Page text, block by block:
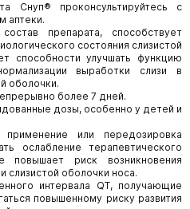
Снуп® проконсультируйтесь с
аптеки.
препарата, способствует
состояния слизистой
способности улучшать функцию
выработки слизи в
оболочки.
более 7 дней.
дозы, особенно у детей и
или передозировка
ослабление терапевтического
повышает риск возникновения
слизистой оболочки носа.
интервала QT, получающие
повышенному риску развития